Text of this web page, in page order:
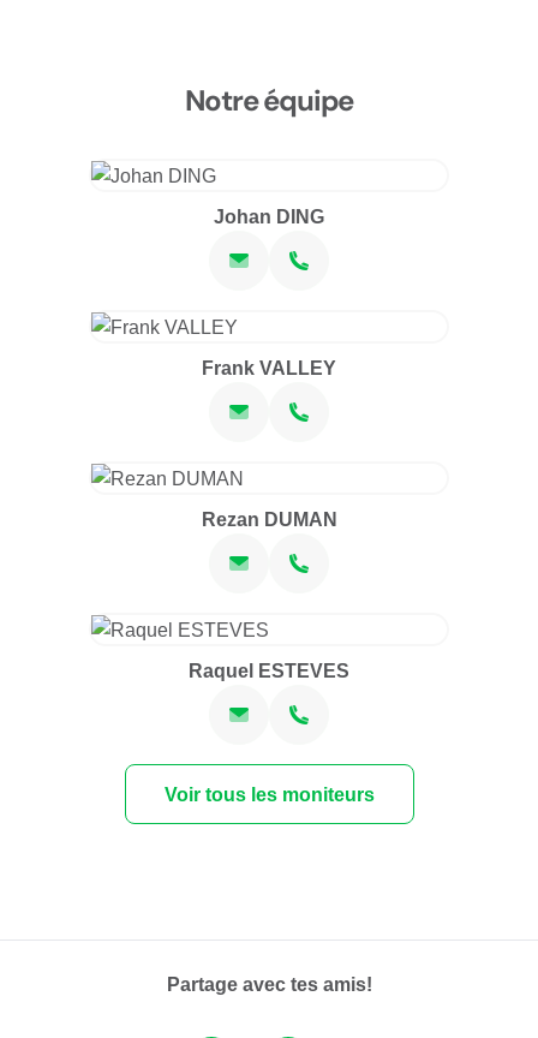
Notre équipe
Johan DING
Frank VALLEY
Rezan DUMAN
Raquel ESTEVES
Voir tous les moniteurs
Partage avec tes amis!